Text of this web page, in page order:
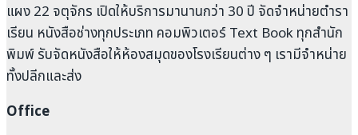
แผง 22 จตุจักร เปิดให้บริการมานานกว่า 30 ปี จัดจำหน่ายตำรา
เรียน หนังสือช่างทุกประเภท คอมพิวเตอร์ Text Book ทุกสำนัก
พิมพ์ รับจัดหนังสือให้ห้องสมุดของโรงเรียนต่าง ๆ เรามีจำหน่าย
ทั้งปลีกและส่ง
Office